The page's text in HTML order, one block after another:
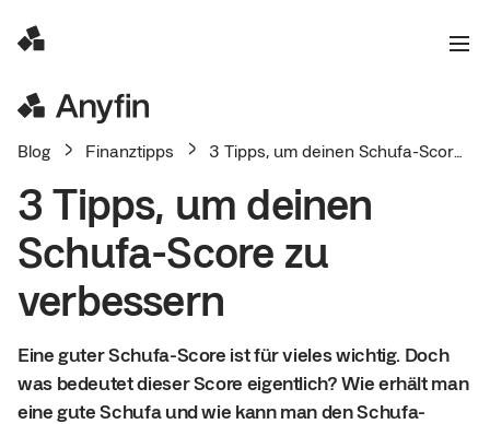
Blog Finanztipps 3 Tipps, um deinen Schufa-Score zu verbessern
3 Tipps, um deinen
Schufa-Score zu
verbessern
Eine guter Schufa-Score ist für vieles wichtig. Doch
was bedeutet dieser Score eigentlich? Wie erhält man
eine gute Schufa und wie kann man den Schufa-